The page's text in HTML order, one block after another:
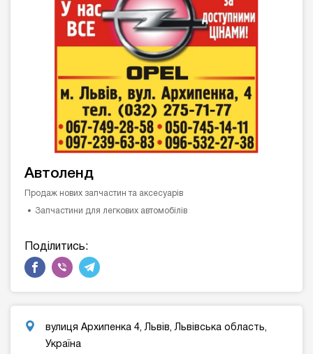
Автоленд
Продаж нових запчастин та аксесуарів
Запчастини для легкових автомобілів
Поділитись:
вулиця Архипенка 4, Львів, Львівська область,
Україна